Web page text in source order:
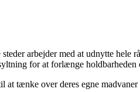
arbejder med at udnytte
for at forlænge holdbarheden
tænke over deres egne madvaner